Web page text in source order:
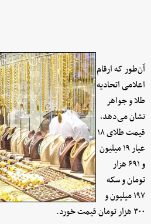
آن‌طور که ارقام
اعلامی اتحادیه
طلا و جواهر
نشان می‌دهد،
قیمت طلای ۱۸
عیار ۱۹ میلیون
و ۶۹۱ هزار
تومان و سکه
۱۹۷ میلیون و
۳۰۰ هزار تومان قیمت خورد.